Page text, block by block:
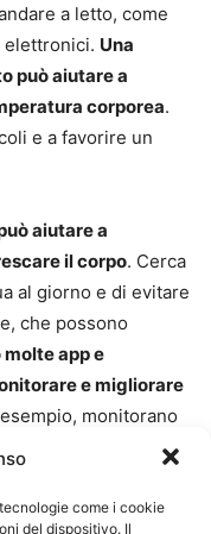
come i cookie
del dispositivo. Il
a letto, come
elettronici. Una
può aiutare a
corporea.
e a favorire un
aiutare a
il corpo. Cerca
al giorno e di evitare
che possono
molte app e
e migliorare
monitorano
e forniscono consigli
dispositivi di